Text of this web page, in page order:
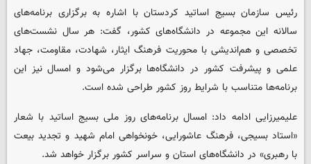
رئیس سازمان بسیج اساتید کردستان با اشاره به برگزاری برنامه‌های
سالانه این مجموعه در دانشگاه‌های کشور، گفت: هر سال نشست‌های
تخصصی و هم‌اندیشی با محوریت فرهنگ ایثار، شهادت، مقاومت، جهاد
علمی و پیشرفت کشور در دانشگاه‌ها برگزار می‌شود و امسال نیز این
برنامه‌ها متناسب با شرایط روز کشور طراحی شده است.
علیمیرزایی ادامه داد: امسال برنامه‌های روز ملی بسیج اساتید با شعار
«استاد بسیجی، فرهنگ عاشورایی، خونخواهی امام شهید و تجدید بیعت
با رهبری» در دانشگاه‌های استان و سراسر کشور برگزار خواهد شد.